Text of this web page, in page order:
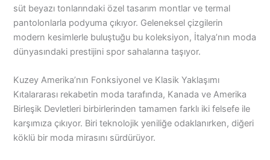
süt beyazı tonlarındaki özel tasarım montlar ve termal
pantolonlarla podyuma çıkıyor. Geleneksel çizgilerin
modern kesimlerle buluştuğu bu koleksiyon, İtalya’nın moda
dünyasındaki prestijini spor sahalarına taşıyor.
Kuzey Amerika’nın Fonksiyonel ve Klasik Yaklaşımı
Kıtalararası rekabetin moda tarafında, Kanada ve Amerika
Birleşik Devletleri birbirlerinden tamamen farklı iki felsefe ile
karşımıza çıkıyor. Biri teknolojik yeniliğe odaklanırken, diğeri
köklü bir moda mirasını sürdürüyor.